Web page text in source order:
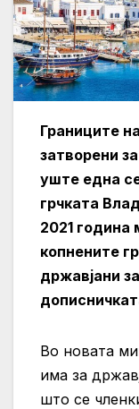
Границите
затворени
уште една
грчката
2021 година
копнените
државјани
Во новата
има за
што се